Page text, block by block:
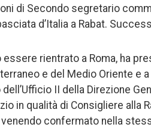
di Secondo segretario
d’Italia a Rabat.
essere rientrato a Roma, ha
e del Medio Oriente e
dell’Ufficio II della Direzione
in qualità di Consigliere alla
venendo confermato nella